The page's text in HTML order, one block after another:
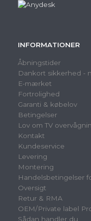
INFORMATIONER
Åbningstider
Dankort sikkerhed -
E-mærket
Fortrolighed
Garanti & købelov
Betingelser
Lov om TV
Kontakt
Kundeservice
Levering
Montering
Handelsbetingelser
Oversigt
Retur & RMA
OEM/Private label
Sådan handler du